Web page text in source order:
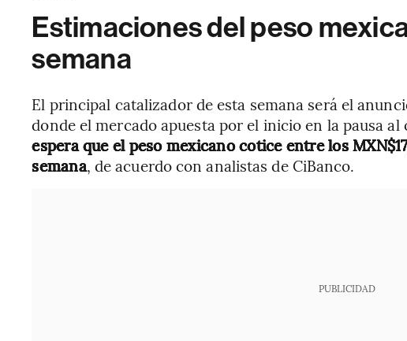
Estimaciones del peso
semana
El principal catalizador de esta semana será el
donde el mercado apuesta por el inicio en la pausa
espera que el peso mexicano cotice entre los
semana, de acuerdo con analistas de CiBanco.
PUBLICIDAD